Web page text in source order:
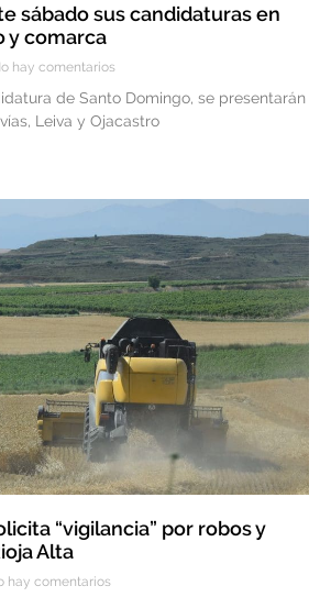
sábado sus candidaturas en
y comarca
hay comentarios
de Santo Domingo, se presentarán
Leiva y Ojacastro
“vigilancia” por robos y
Alta
hay comentarios